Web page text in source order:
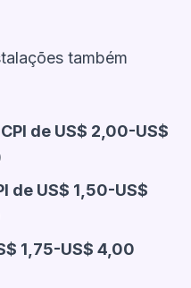
também
de US$ 2,00-US$
de US$ 1,50-US$
1,75-US$ 4,00